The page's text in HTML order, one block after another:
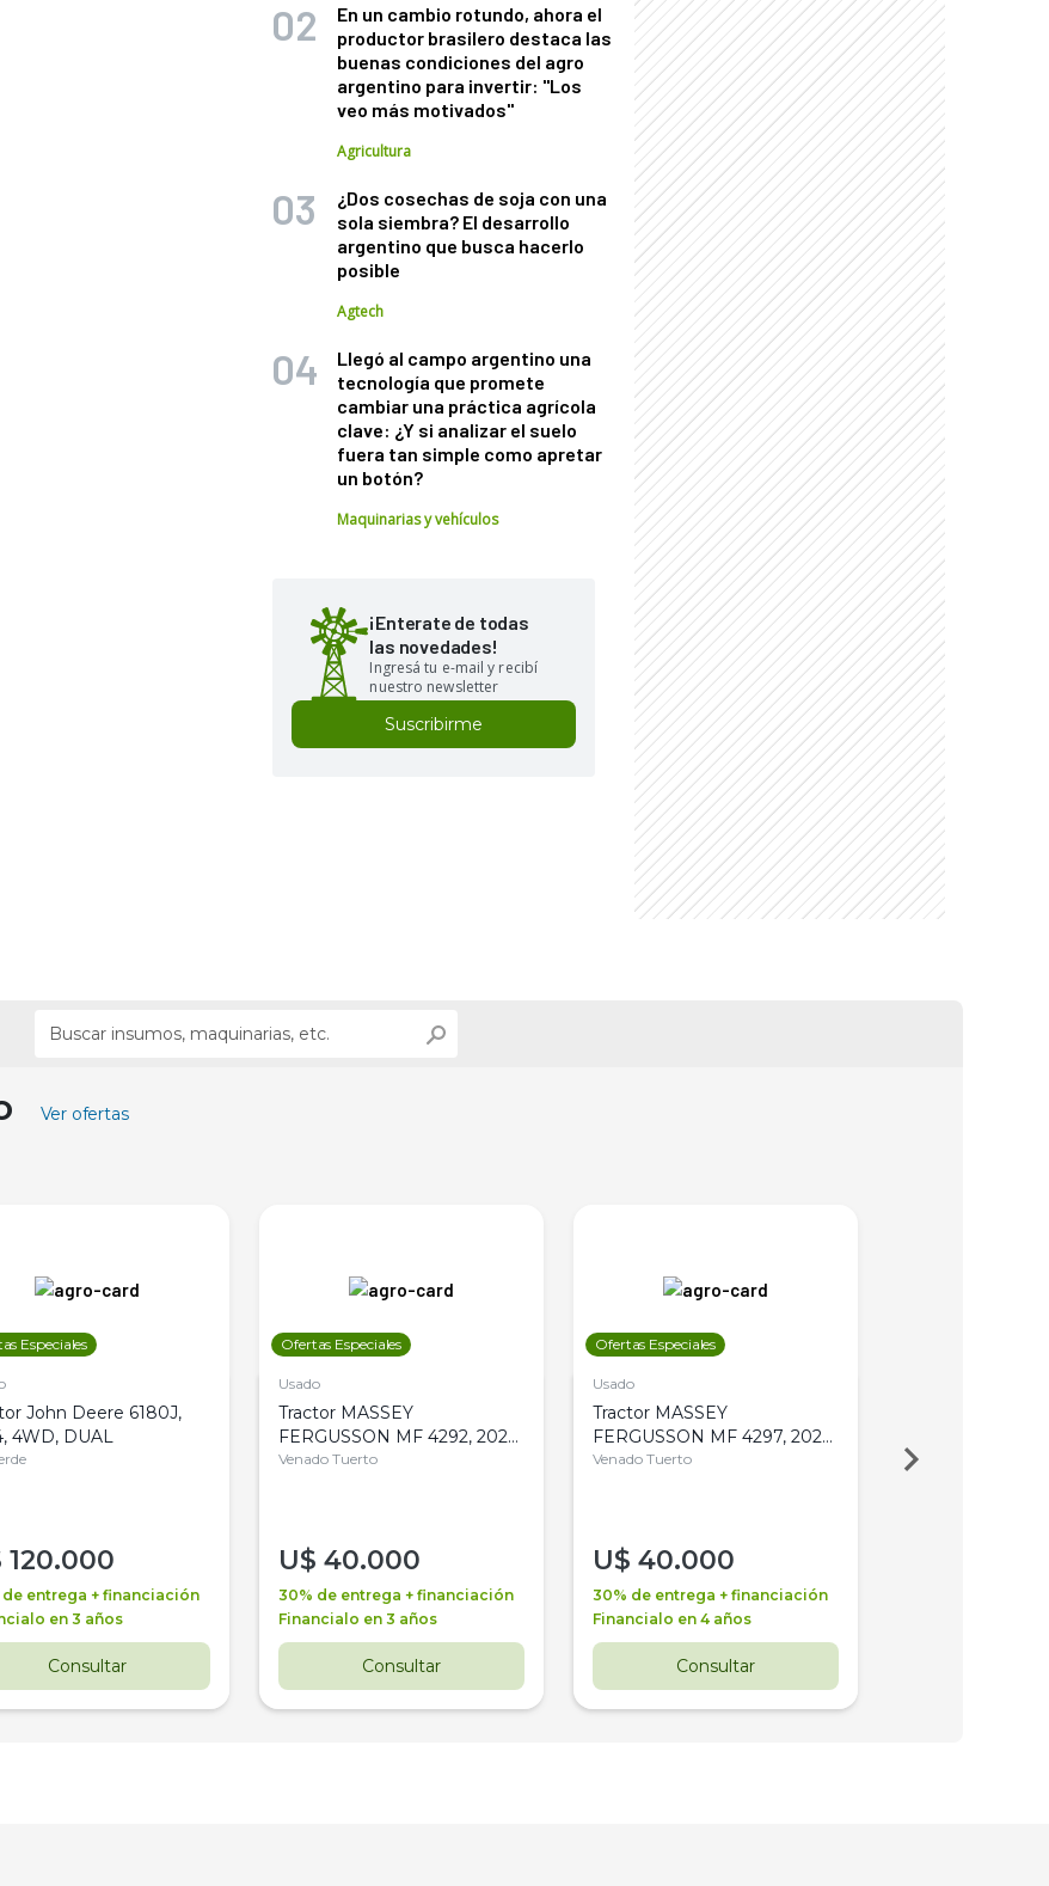
En un cambio rotundo, ahora el
productor brasilero destaca las
buenas condiciones del agro
argentino para invertir: "Los
veo más motivados"
Agricultura
¿Dos cosechas de soja con una
sola siembra? El desarrollo
argentino que busca hacerlo
posible
Agtech
Llegó al campo argentino una
tecnología que promete
cambiar una práctica agrícola
clave: ¿Y si analizar el suelo
fuera tan simple como apretar
un botón?
Maquinarias y vehículos
¡Enterate de todas
las novedades!
Ingresá tu e-mail y recibí
nuestro newsletter
Suscribirme
Ver ofertas
Especiales
John Deere 6180J,
4WD, DUAL
120.000
de entrega + financiación
en 3 años
Consultar
Ofertas Especiales
Usado
Tractor MASSEY
FERGUSSON MF 4292, 2020,
4WD, PATON
Venado Tuerto
U$ 40.000
30% de entrega + financiación
Financialo en 3 años
Consultar
Ofertas Especiales
Usado
Tractor MASSEY
FERGUSSON MF 4297, 2020,
4WD, PATON
Venado Tuerto
U$ 40.000
30% de entrega + financiación
Financialo en 4 años
Consultar
Venado Tuerto